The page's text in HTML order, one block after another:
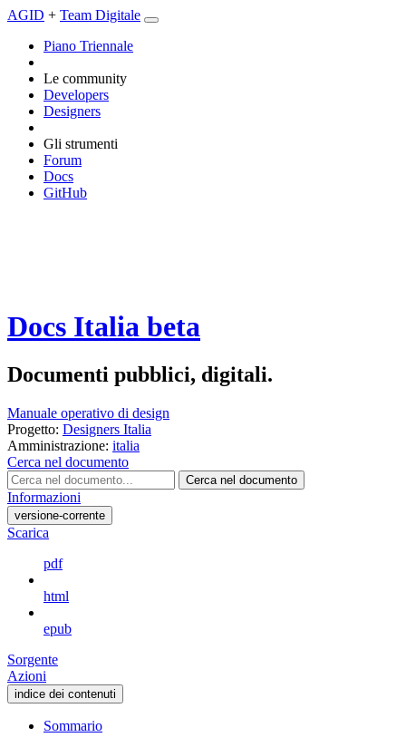
AGID + Team Digitale
Piano Triennale
Le community
Developers
Designers
Gli strumenti
Forum
Docs
GitHub
Docs Italia beta
Documenti pubblici, digitali.
Manuale operativo di design
Progetto: Designers Italia
Amministrazione: italia
Cerca nel documento
Cerca nel documento
Informazioni
versione-corrente
Scarica
pdf
html
epub
Sorgente
Azioni
indice dei contenuti
Sommario